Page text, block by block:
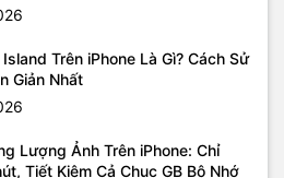
Trên iPhone Là Gì? Cách Sử
Giản Nhất
Lượng Ảnh Trên iPhone: Chỉ
Tiết Kiệm Cả Chục GB Bộ Nhớ